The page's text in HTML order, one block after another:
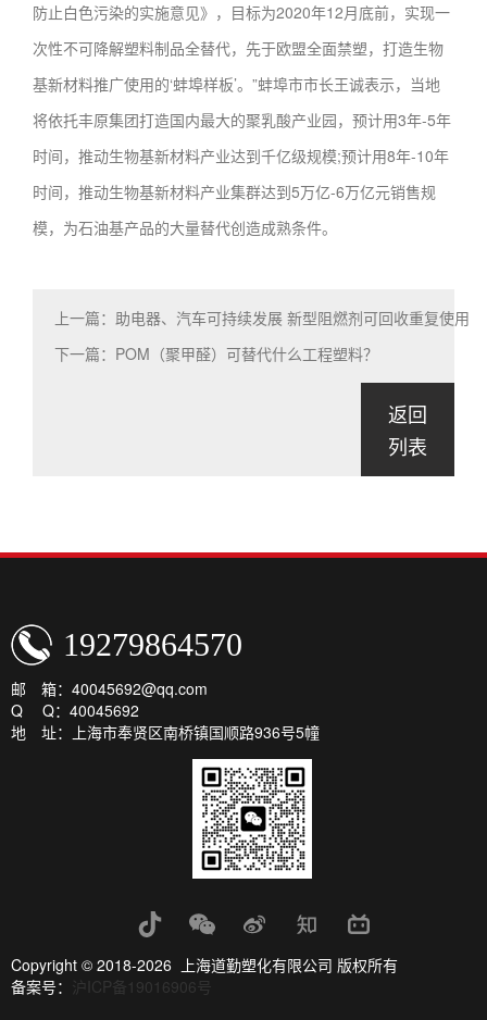
防止白色污染的实施意见》，目标为2020年12月底前，实现一
次性不可降解塑料制品全替代，先于欧盟全面禁塑，打造生物
基新材料推广使用的‘蚌埠样板’。”蚌埠市市长王诚表示，当地
将依托丰原集团打造国内最大的聚乳酸产业园，预计用3年-5年
时间，推动生物基新材料产业达到千亿级规模;预计用8年-10年
时间，推动生物基新材料产业集群达到5万亿-6万亿元销售规
模，为石油基产品的大量替代创造成熟条件。
上一篇：助电器、汽车可持续发展 新型阻燃剂可回收重复使用
下一篇：POM（聚甲醛）可替代什么工程塑料？
返回
列表
19279864570
邮 箱：40045692@qq.com
Q Q：40045692
地 址：上海市奉贤区南桥镇国顺路936号5幢
Copyright © 2018-2026 上海道勤塑化有限公司 版权所有
备案号： 沪ICP备19016906号